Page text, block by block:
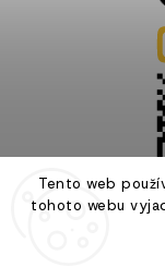
Tento web
tohoto webu